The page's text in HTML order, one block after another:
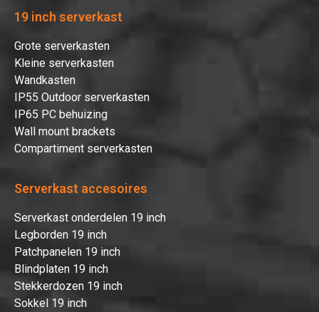
19 inch serverkast
Grote serverkasten
Kleine serverkasten
Wandkasten
IP55 Outdoor serverkasten
IP65 PC behuizing
Wall mount brackets
Compartiment serverkasten
Serverkast accesoires
Serverkast onderdelen 19 inch
Legborden 19 inch
Patchpanelen 19 inch
Blindplaten 19 inch
Stekkerdozen 19 inch
Sokkel 19 inch